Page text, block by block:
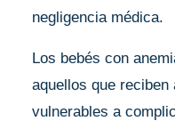
negligencia médica.
Los bebés con
aquellos que reciben
vulnerables a